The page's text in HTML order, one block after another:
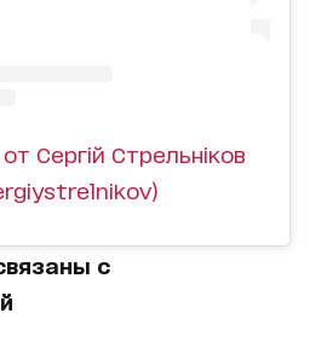
Сергій Стрельніков
с